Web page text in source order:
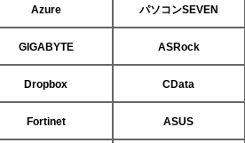
Azure パソコンSEVEN
GIGABYTE ASRock
Dropbox CData
Fortinet ASUS